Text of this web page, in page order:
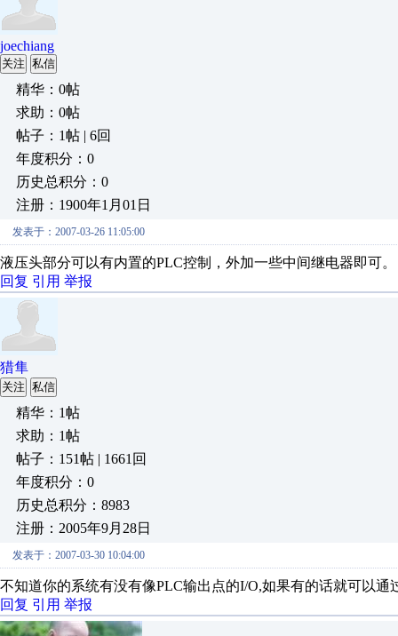
joechiang
关注 私信
精华：0帖
求助：0帖
帖子：1帖 | 6回
年度积分：0
历史总积分：0
注册：1900年1月01日
发表于：2007-03-26 11:05:00
液压头部分可以有内置的PLC控制，外加一些中间继电器即可。
回复 引用 举报
猎隼
关注 私信
精华：1帖
求助：1帖
帖子：151帖 | 1661回
年度积分：0
历史总积分：8983
注册：2005年9月28日
发表于：2007-03-30 10:04:00
不知道你的系统有没有像PLC输出点的I/O,如果有的话就可以通
回复 引用 举报